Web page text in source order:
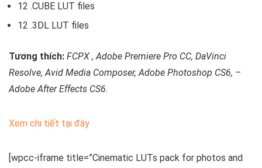
12 .CUBE LUT files
12 .3DL LUT files
Tương thích: FCPX , Adobe Premiere Pro CC, DaVinci
Resolve, Avid Media Composer, Adobe Photoshop CS6, –
Adobe After Effects CS6.
Xem chi tiết tại đây
[wpcc-iframe title=”Cinematic LUTs pack for photos and